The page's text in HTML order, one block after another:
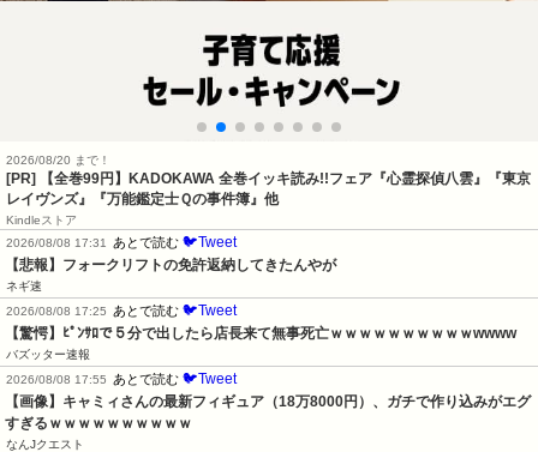
2026/08/20 まで！
[PR]
【全巻99円】KADOKAWA 全巻イッキ読み!!フェア『心霊探偵八雲』『東京
レイヴンズ』『万能鑑定士Ｑの事件簿』他
Kindleストア
2026/08/08 17:31
あとで読む 🐦Tweet
【悲報】フォークリフトの免許返納してきたんやが
ネギ速
2026/08/08 17:25
あとで読む 🐦Tweet
【驚愕】ﾋﾟﾝｻﾛで５分で出したら店長来て無事死亡ｗｗｗｗｗｗｗｗｗｗwwww
バズッター速報
2026/08/08 17:55
あとで読む 🐦Tweet
【画像】キャミィさんの最新フィギュア（18万8000円）、ガチで作り込みがエグ
すぎるｗｗｗｗｗｗｗｗｗｗ
なんJクエスト